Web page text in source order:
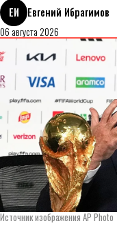
ЕИ
Евгений Ибрагимов
06 августа 2026
Источник изображения AP Photo